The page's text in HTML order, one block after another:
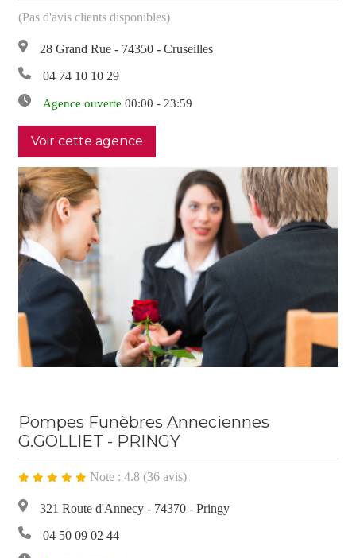
(Pas d'avis clients disponibles)
28 Grand Rue - 74350 - Cruseilles
04 74 10 10 29
Agence ouverte 00:00 - 23:59
Voir cette agence
Pompes Funèbres Anneciennes
G.GOLLIET - PRINGY
Note : 4.8 (36 avis)
321 Route d'Annecy - 74370 - Pringy
04 50 09 02 44